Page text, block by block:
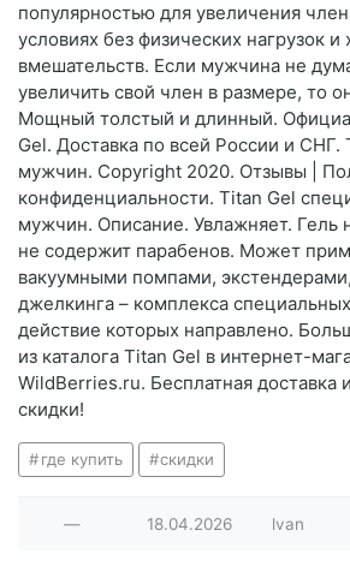
популярностью для увеличения
условиях без физических нагрузок и
вмешательств. Если мужчина не
увеличить свой член в размере, то
Мощный толстый и длинный.
Gel. Доставка по всей России и СНГ.
мужчин. Copyright 2020. Отзывы |
конфиденциальности. Titan Gel
мужчин. Описание. Увлажняет. Гель
не содержит парабенов. Может
вакуумными помпами,
джелкинга – комплекса
действие которых направлено.
из каталога Titan Gel в интернет-
WildBerries.ru. Бесплатная доставка
скидки!
где купить скидки
— 18.04.2026 lvan